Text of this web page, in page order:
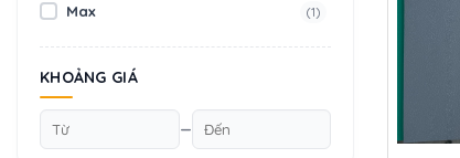
Max (1)
KHOẢNG GIÁ
—